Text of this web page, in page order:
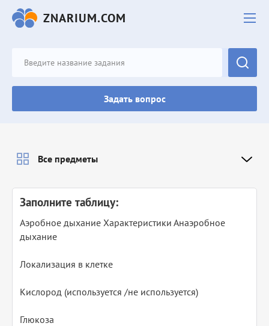
ZNARIUM.COM
Задать вопрос
Заполните таблицу:
Аэробное дыхание Характеристики Анаэробное
дыхание
Локализация в клетке
Кислород (используется /не используется)
Глюкоза
Все предметы